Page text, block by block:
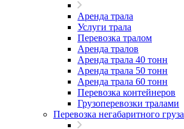
Аренда трала
Услуги трала
Перевозка тралом
Аренда тралов
Аренда трала 40 тонн
Аренда трала 50 тонн
Аренда трала 60 тонн
Перевозка контейнеров
Грузоперевозки тралами
Перевозка негабаритного груза